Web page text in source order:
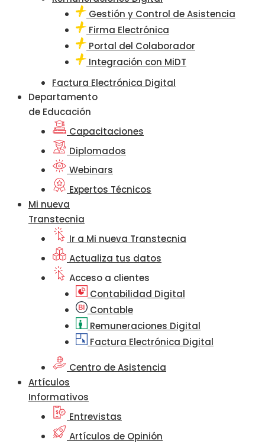
Gestión y Control de Asistencia
Firma Electrónica
Portal del Colaborador
Integración con MiDT
Factura Electrónica Digital
Departamento
de Educación
Capacitaciones
Diplomados
Webinars
Expertos Técnicos
Mi nueva
Transtecnia
Ir a Mi nueva Transtecnia
Actualiza tus datos
Acceso a clientes
Contabilidad Digital
Contable
Remuneraciones Digital
Factura Electrónica Digital
Centro de Asistencia
Artículos
Informativos
Entrevistas
Artículos de Opinión